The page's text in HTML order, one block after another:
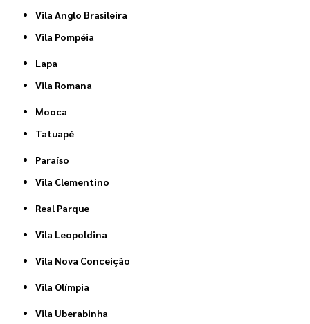
Vila Anglo Brasileira
Vila Pompéia
Lapa
Vila Romana
Mooca
Tatuapé
Paraíso
Vila Clementino
Real Parque
Vila Leopoldina
Vila Nova Conceição
Vila Olímpia
Vila Uberabinha